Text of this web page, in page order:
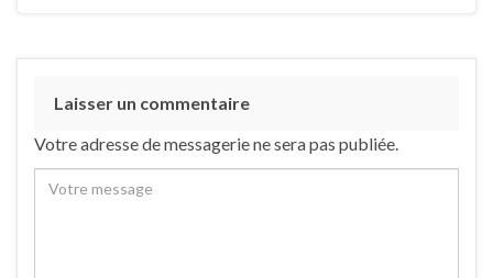
Laisser un commentaire
Votre adresse de messagerie ne sera pas publiée.